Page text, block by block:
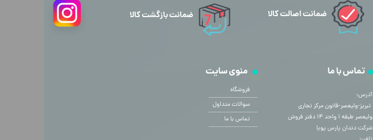
منوی سایت
فروشگاه
سوالات متداول
تماس با ما
تماس با ما
آدرس:
​​​​​​​ تبریز-ولیعصر-قانون مرکز تجاری
ولیعصر طبقه ۱ واحد ۱۴ دفتر فروش
شرکت دندان پارس پویا
ضمانت اصالت کالا ضمانت بازگشت کالا